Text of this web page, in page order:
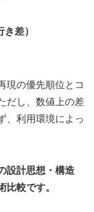
差）
現の優先順位とコ
だし、数値上の差
、利用環境によっ
設計思想・構造
比較です。